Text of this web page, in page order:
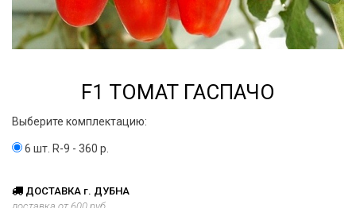
F1 ТОМАТ ГАСПАЧО
Выберите комплектацию:
6 шт. R-9 - 360 р.
ДОСТАВКА г. ДУБНА